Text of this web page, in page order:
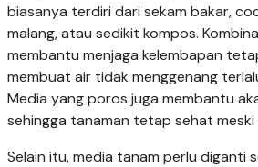
biasanya terdiri dari sekam bakar,
malang, atau sedikit kompos.
membantu menjaga kelembapan
membuat air tidak menggenang
Media yang poros juga membantu
sehingga tanaman tetap sehat
Selain itu, media tanam perlu diganti